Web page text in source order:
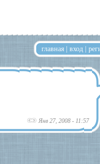
главная | вход |
Янв 27, 2008 - 11:57